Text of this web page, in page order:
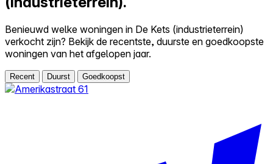
Benieuwd welke woningen in De Kets (industrieterrein)
verkocht zijn? Bekijk de recentste, duurste en goedkoopste
woningen van het afgelopen jaar.
Recent Duurst Goedkoopst